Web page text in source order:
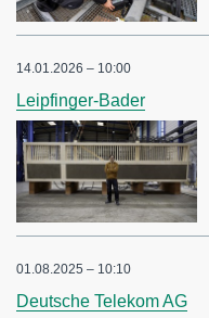
14.01.2026 – 10:00
Leipfinger-Bader
01.08.2025 – 10:10
Deutsche Telekom AG